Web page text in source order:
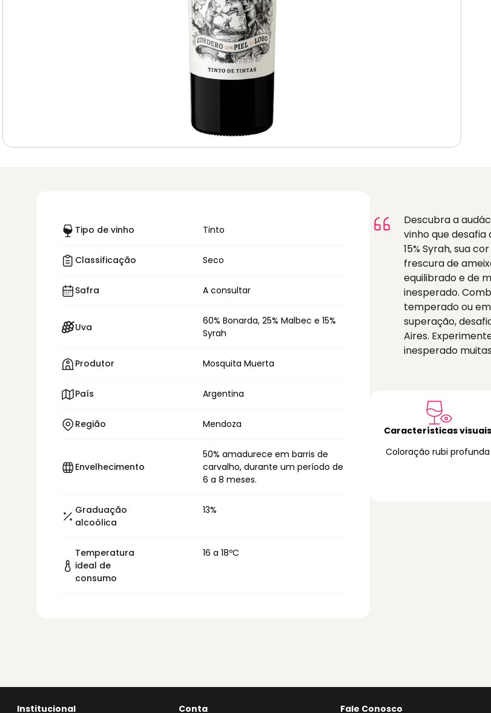
Tipo de vinho Tinto
Classificação Seco
Safra A consultar
Uva
60% Bonarda, 25% Malbec e 15%
Syrah
Produtor Mosquita Muerta
País Argentina
Região Mendoza
Envelhecimento
50% amadurece em barris de
carvalho, durante um período de
6 a 8 meses.
Graduação
alcoólica
13%
Temperatura
ideal de
consumo
16 a 18ºC
Descubra a
vinho que desafia
15% Syrah, sua
frescura de
equilibrado e de
inesperado.
temperado ou
superação,
Aires.
inesperado
Características visuais
Coloração rubi profunda
Institucional Conta Fale Conosco